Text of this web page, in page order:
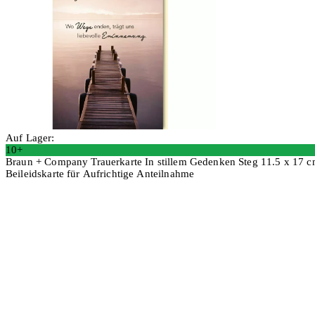
Auf Lager:
10+
Braun + Company Trauerkarte In stillem Gedenken Steg 11.5 x 17
Beileidskarte für Aufrichtige Anteilnahme